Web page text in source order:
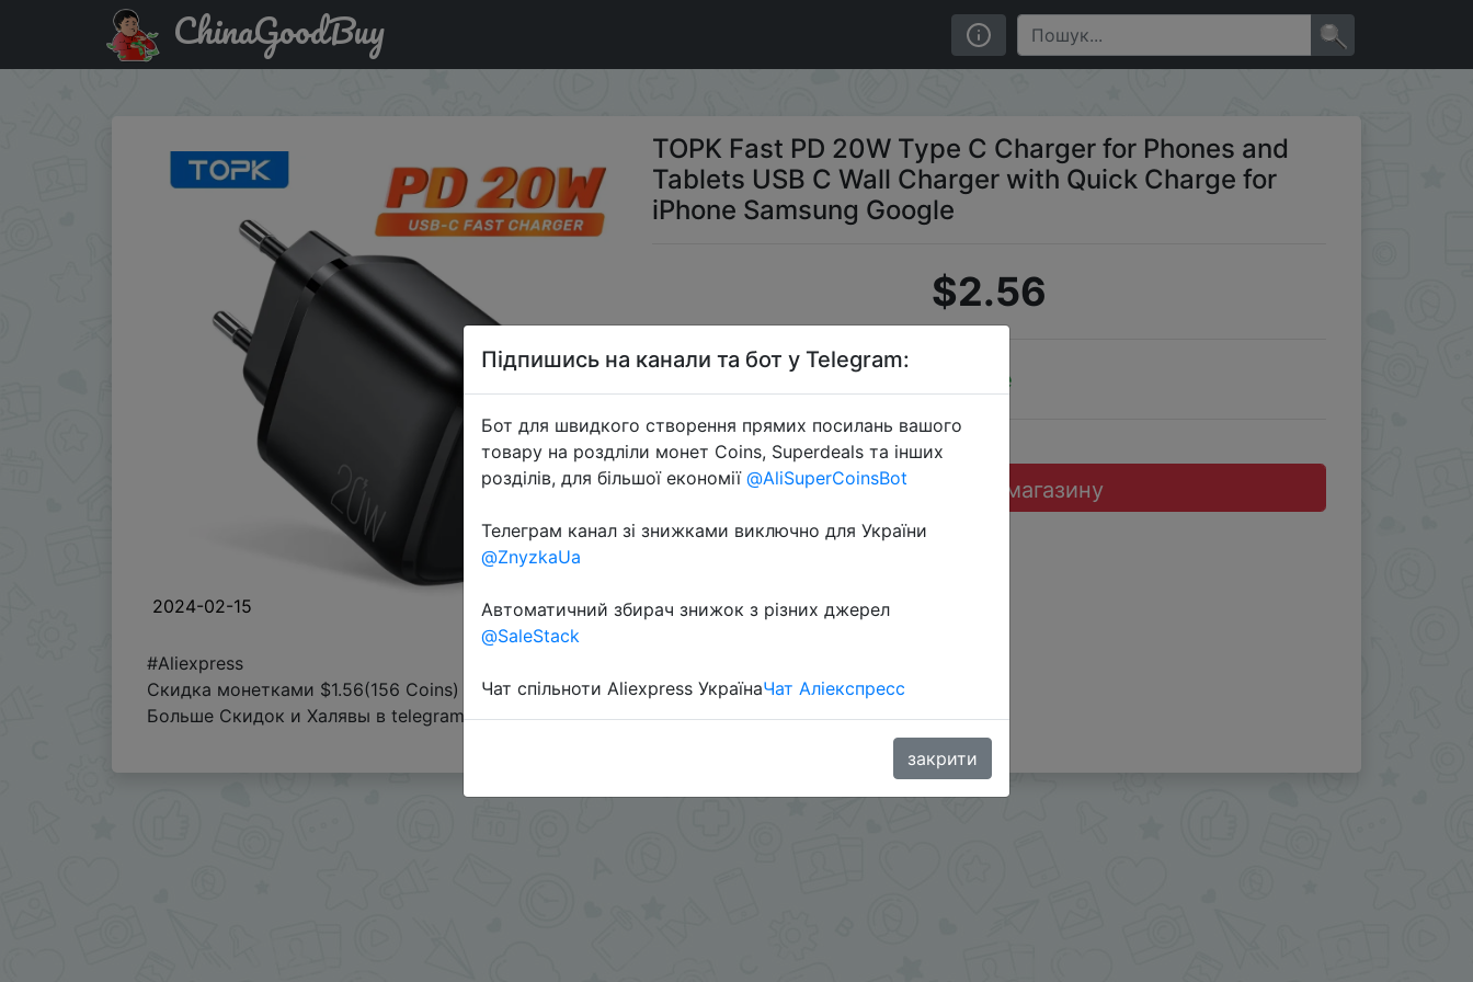
Акція на TOPK Fast PD 20W Type C Charger for Phones and Tablets USB C Wall Charger with Quick Charge for iPhone Samsung Google
ChinaGoodBuy
2024-02-15
TOPK Fast PD 20W Type C Charger for Phones and
Tablets USB C Wall Charger with Quick Charge for
iPhone Samsung Google
$2.56
Sale
Перейти до магазину
#Aliexpress
Скидка монетками $1.56(156 Coins)
Больше Скидок и Халявы в telegramt.me/%2B8jHVizJO6XY3M2Qy
Підпишись на канали та бот у Telegram:
Бот для швидкого створення прямих посилань вашого
товару на роздліли монет Coins, Superdeals та інших
розділів, для більшої економії @AliSuperCoinsBot
Телеграм канал зі знижками виключно для України
@ZnyzkaUa
Автоматичний збирач знижок з різних джерел
@SaleStack
Чат спільноти Aliexpress УкраїнаЧат Аліекспресс
закрити